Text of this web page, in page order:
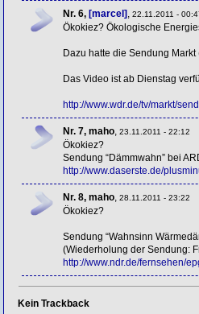
Nr. 6, [marcel], 22.11.2011 -
Ökokiez? Ökologische
Dazu hatte die Sendung Markt
Das Video ist ab Dienstag
http://www.wdr.de/tv/markt/
Nr. 7, maho, 23.11.2011 - 22:12
Ökokiez?
Sendung “Dämmwahn” bei
http://www.daserste.de/
Nr. 8, maho, 28.11.2011 - 23:22
Ökokiez?
Sendung “Wahnsinn
(Wiederholung der Sendung:
http://www.ndr.de/fernsehen/
Kein Trackback